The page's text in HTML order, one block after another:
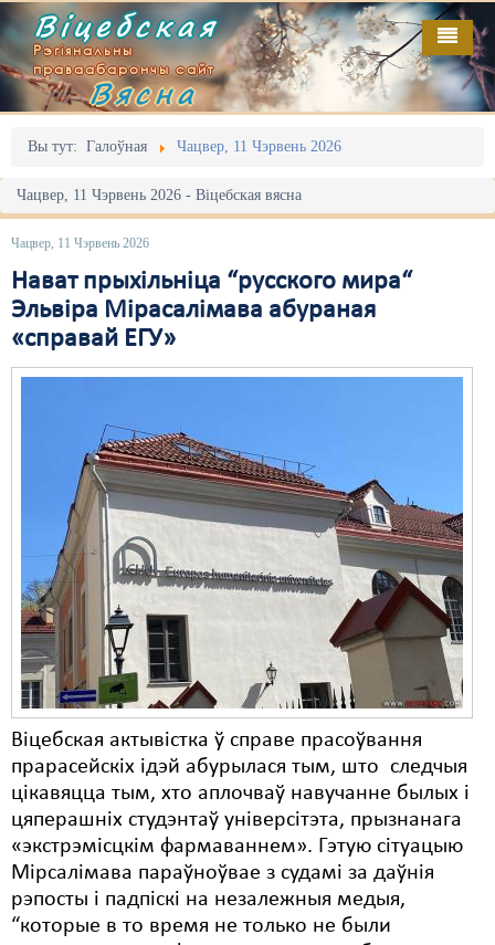
Віцебская
Рэгіянальны
праваабарончы сайт
Вясна
Вы тут: Галоўная Чацвер, 11 Чэрвень 2026
Чацвер, 11 Чэрвень 2026 - Віцебская вясна
Чацвер, 11 Чэрвень 2026
Нават прыхільніца “русского мира“
Эльвіра Мірасалімава абураная
«справай ЕГУ»
Віцебская актывістка ў справе прасоўвання
прарасейскіх ідэй абурылася тым, што следчыя
цікавяцца тым, хто аплочваў навучанне былых і
цяперашніх студэнтаў універсітэта, прызнанага
«экстрэмісцкім фармаваннем». Гэтую сітуацыю
Мірсалімава параўноўвае з судамі за даўнія
рэпосты і падпіскі на незалежныя медыя,
“которые в то время не только не были
Галоўная
Адміністрацыйны перасьлед
Акцыі
Выбары
Грамадзянскія ініцыятывы
Дзяржава
Затрыманьні
Карная псыхіятрыя
КПЧ ААН
Культурныя правы
ЛПП
Мігранты
Мірныя сходы
Палітвязьні
Праваабаронцы
Правы дзіцяці
Пэнітэнцыярная сыстэма
Распальваньне варожасьці
Выданьні
Відэа
Пра нас
RSS